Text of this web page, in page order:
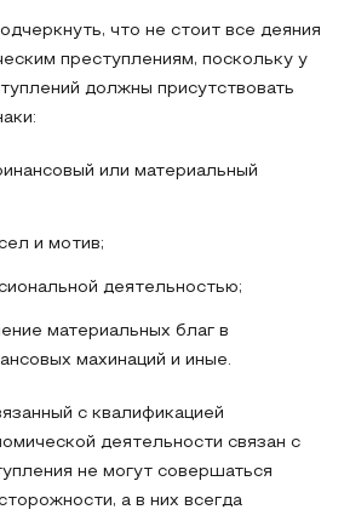
что не стоит все деяния
преступлениям, поскольку у
должны присутствовать
или материальный
и мотив;
деятельностью;
материальных благ в
махинаций и иные.
с квалификацией
деятельности связан с
не могут совершаться
а в них всегда